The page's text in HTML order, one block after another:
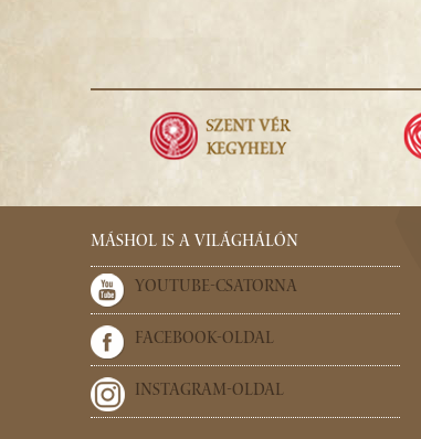
MÁSHOL IS A VILÁGHÁLÓN
YOUTUBE-CSATORNA
FACEBOOK-OLDAL
INSTAGRAM-OLDAL